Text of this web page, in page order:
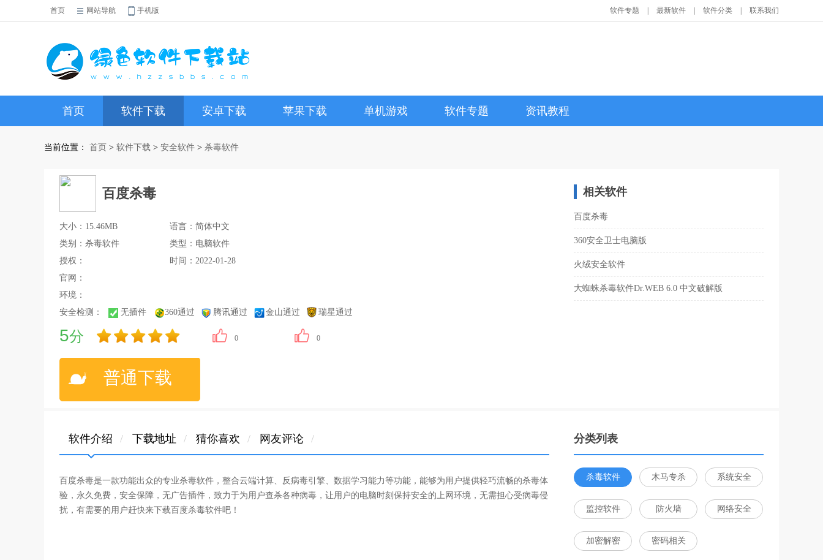
首页 网站导航 手机版 软件专题 最新软件 软件分类 联系我们
首页 软件下载 安卓下载 苹果下载 单机游戏 软件专题 资讯教程
当前位置： 首页 > 软件下载 > 安全软件 > 杀毒软件
百度杀毒
大小：15.46MB
语言：简体中文
类别：杀毒软件
类型：电脑软件
授权：
时间：2022-01-28
官网：
环境：
安全检测：
无插件 360通过 腾讯通过 金山通过 瑞星通过
0 0
5分
普通下载
相关软件
百度杀毒
360安全卫士电脑版
火绒安全软件
大蜘蛛杀毒软件Dr.WEB 6.0 中文破解版
软件介绍 / 下载地址 / 猜你喜欢 / 网友评论 /
百度杀毒是一款功能出众的专业杀毒软件，整合云端计算、反病毒引擎、数据学习能力等功能，能够为用户提供轻巧流畅的杀毒体
验，永久免费，安全保障，无广告插件，致力于为用户查杀各种病毒，让用户的电脑时刻保持安全的上网环境，无需担心受病毒侵
扰，有需要的用户赶快来下载百度杀毒软件吧！
分类列表
杀毒软件 木马专杀 系统安全
监控软件 防火墙 网络安全
加密解密 密码相关